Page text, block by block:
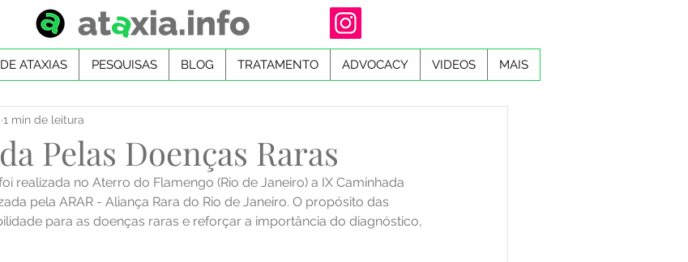
ATAXIAS PESQUISAS BLOG TRATAMENTO ADVOCACY VIDEOS MAIS
Pelas Doenças Raras
1 min de leitura
realizada no Aterro do Flamengo (Rio de Janeiro) a IX Caminhada
pela ARAR - Aliança Rara do Rio de Janeiro. O propósito das
para as doenças raras e reforçar a importância do diagnóstico,